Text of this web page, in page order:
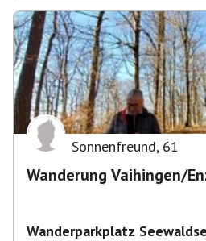
Sonnenfreund, 61
Wanderung Vaihingen/
Wanderparkplatz